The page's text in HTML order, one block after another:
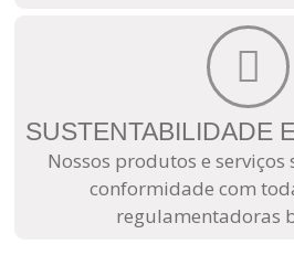
SUSTENTABILIDADE
Nossos produtos e serviços
conformidade com
regulamentadoras